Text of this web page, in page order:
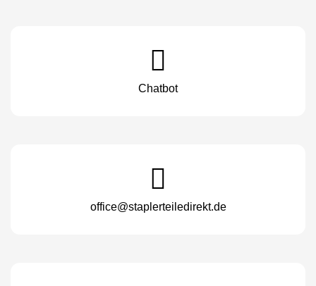
Chatbot
office@staplerteiledirekt.de